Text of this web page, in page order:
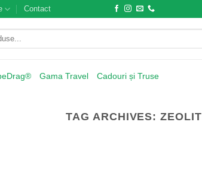
Contact
Gama Travel Cadouri și Truse
TAG ARCHIVES:ZEOLIT